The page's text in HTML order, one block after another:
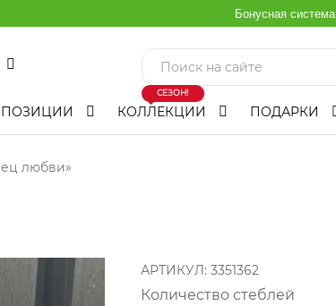
Бонусная система
КОЛЛЕКЦИИ
СЕЗОН!
ПОДАРКИ
любви»
АРТИКУЛ: 3351362
Количество стеблей